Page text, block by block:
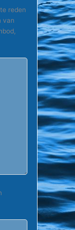
reden
van